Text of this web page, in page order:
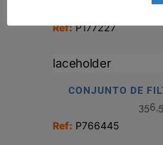
Ref:P177227
CONJUNTO DE
Ref: P766445